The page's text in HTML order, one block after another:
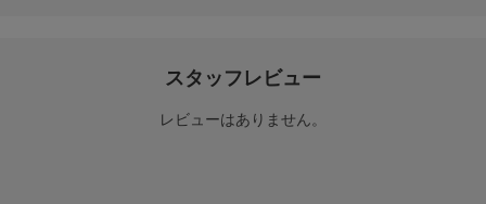
スタッフレビュー
レビューはありません。